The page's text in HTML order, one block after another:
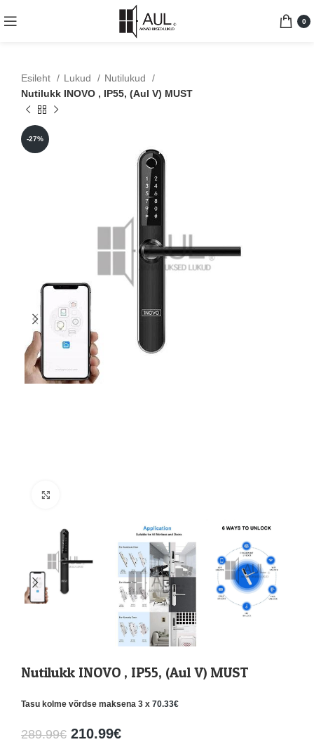
0
Esileht Lukud
Nutilukud
Nutilukk INOVO , IP55, (Aul V) MUST
-27%
Nutilukk INOVO , IP55, (Aul V) MUST
Tasu kolme võrdse maksena 3 x 70.33€
289.99€ 210.99€